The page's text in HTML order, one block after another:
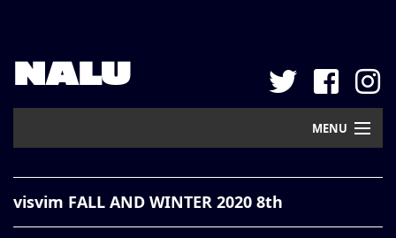
NALU
MENU
New Arrival
visvim FALL AND WINTER 2020 8th